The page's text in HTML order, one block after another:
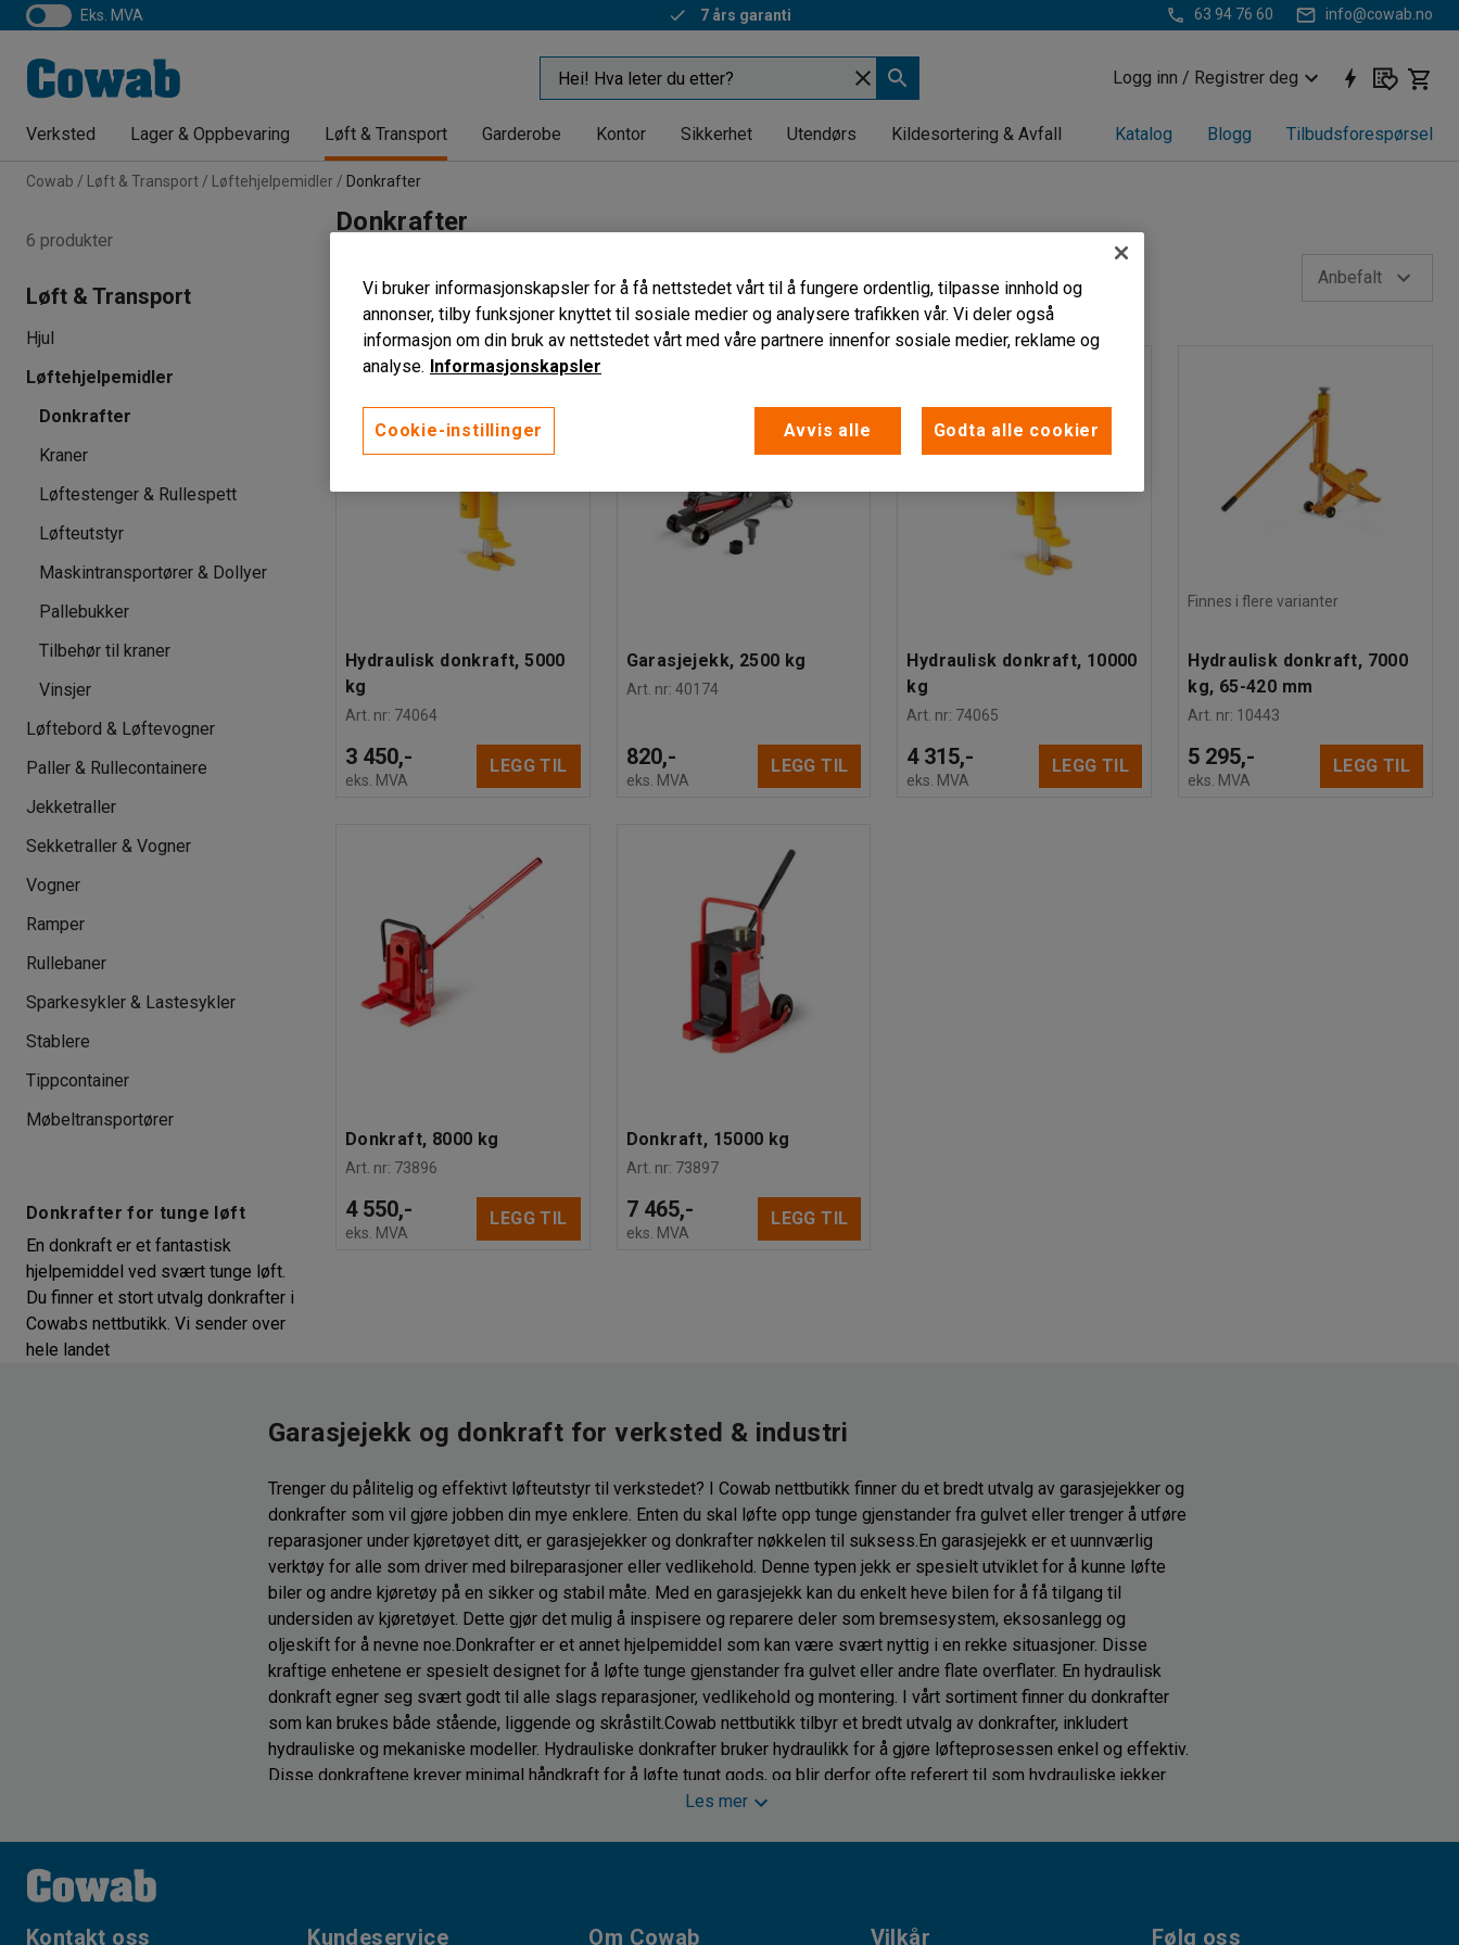
eks. MVA 7 års garanti 63 94 76 60 info@cowab.no
Logg inn / Registrer deg
Verksted Lager & Oppbevaring Løft & Transport Garderobe Kontor Sikkerhet Utendørs Kildesortering & Avfall Katalog Blogg Tilbudsforespørsel
Cowab Løft & Transport Løftehjelpemidler Donkrafter
Donkrafter
Anbefalt
Hydraulisk donkraft, 5000
kg
Art. nr: 74064
3 450,-
eks. MVA
LEGG TIL
Garasjejekk, 2500 kg
Art. nr: 40174
820,-
eks. MVA
LEGG TIL
Hydraulisk donkraft, 10000
kg
Art. nr: 74065
4 315,-
eks. MVA
LEGG TIL
Finnes i flere varianter
Hydraulisk donkraft, 7000
kg, 65-420 mm
Art. nr: 10443
5 295,-
eks. MVA
LEGG TIL
Donkraft, 8000 kg
Art. nr: 73896
4 550,-
eks. MVA
LEGG TIL
Donkraft, 15000 kg
Art. nr: 73897
7 465,-
eks. MVA
LEGG TIL
6 produkter
Løft & Transport
Hjul
Løftehjelpemidler
Donkrafter
Kraner
Løftestenger & Rullespett
Løfteutstyr
Maskintransportører & Dollyer
Pallebukker
Tilbehør til kraner
Vinsjer
Løftebord & Løftevogner
Paller & Rullecontainere
Jekketraller
Sekketraller & Vogner
Vogner
Ramper
Rullebaner
Sparkesykler & Lastesykler
Stablere
Tippcontainer
Møbeltransportører
Donkrafter for tunge løft
En donkraft er et fantastisk
hjelpemiddel ved svært tunge løft.
Du finner et stort utvalg donkrafter i
Cowabs nettbutikk. Vi sender over
hele landet
Garasjejekk og donkraft for verksted & industri
Trenger du pålitelig og effektivt løfteutstyr til verkstedet? I Cowab nettbutikk finner du et bredt utvalg av garasjejekker og
donkrafter som vil gjøre jobben din mye enklere. Enten du skal løfte opp tunge gjenstander fra gulvet eller trenger å utføre
reparasjoner under kjøretøyet ditt, er garasjejekker og donkrafter nøkkelen til suksess.En garasjejekk er et uunnværlig
verktøy for alle som driver med bilreparasjoner eller vedlikehold. Denne typen jekk er spesielt utviklet for å kunne løfte
biler og andre kjøretøy på en sikker og stabil måte. Med en garasjejekk kan du enkelt heve bilen for å få tilgang til
undersiden av kjøretøyet. Dette gjør det mulig å inspisere og reparere deler som bremsesystem, eksosanlegg og
oljeskift for å nevne noe.Donkrafter er et annet hjelpemiddel som kan være svært nyttig i en rekke situasjoner. Disse
kraftige enhetene er spesielt designet for å løfte tunge gjenstander fra gulvet eller andre flate overflater. En hydraulisk
donkraft egner seg svært godt til alle slags reparasjoner, vedlikehold og montering. I vårt sortiment finner du donkrafter
som kan brukes både stående, liggende og skråstilt.Cowab nettbutikk tilbyr et bredt utvalg av donkrafter, inkludert
hydrauliske og mekaniske modeller. Hydrauliske donkrafter bruker hydraulikk for å gjøre løfteprosessen enkel og effektiv.
Disse donkraftene krever minimal håndkraft for å løfte tungt gods, og blir derfor ofte referert til som hydrauliske jekker.
Mekaniske donkrafter, derimot, bruker ofte en handsveiv for å løfte godset. Begge typer donkrafter er konstruert for å tåle
gjenstander.Når du handler hos Cowab kan du være trygg på at du får høy kvalitet og pålitelige produkter. Vi tilbyr et bredt
Les mer
Kontakt oss Kundeservice Om Cowab Vilkår Følg oss
Vi bruker informasjonskapsler for å få nettstedet vårt til å fungere ordentlig, tilpasse innhold og
annonser, tilby funksjoner knyttet til sosiale medier og analysere trafikken vår. Vi deler også
informasjon om din bruk av nettstedet vårt med våre partnere innenfor sosiale medier, reklame og
analyse. Informasjonskapsler
Cookie-instillinger Avvis alle Godta alle cookier